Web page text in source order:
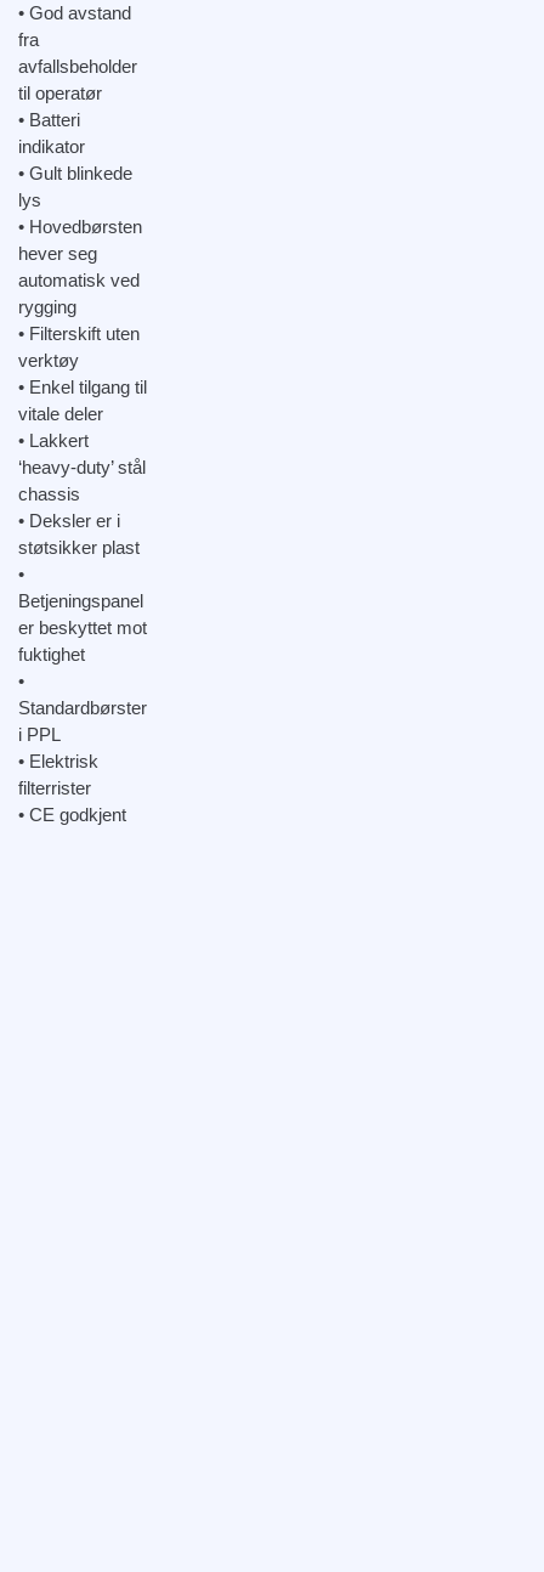
• God avstand
fra
avfallsbeholder
til operatør
• Batteri
indikator
• Gult blinkede
lys
• Hovedbørsten
hever seg
automatisk ved
rygging
• Filterskift uten
verktøy
• Enkel tilgang til
vitale deler
• Lakkert
‘heavy-duty’ stål
chassis
• Deksler er i
støtsikker plast
•
Betjeningspanel
er beskyttet mot
fuktighet
•
Standardbørster
i PPL
• Elektrisk
filterrister
• CE godkjent